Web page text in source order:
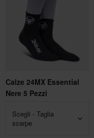
Calze 24MX Essential
Nere 5 Pezzi
Scegli - Taglia
scarpe